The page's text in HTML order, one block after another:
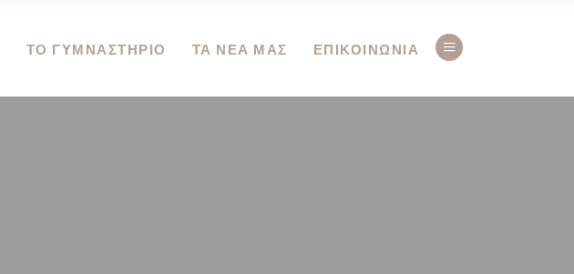
ΤΟ ΓΥΜΝΑΣΤΗΡΙΟ ΤΑ ΝΕΑ ΜΑΣ ΕΠΙΚΟΙΝΩΝΙΑ